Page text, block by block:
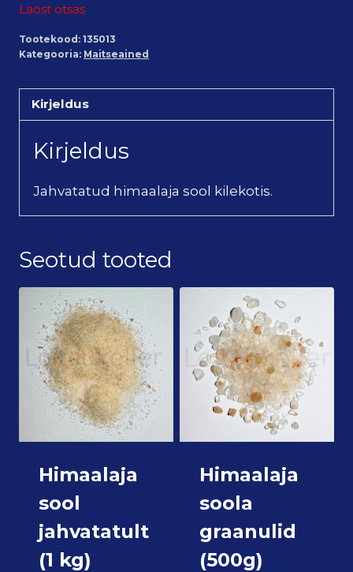
Laost otsas
Tootekood: 135013
Kategooria: Maitseained
Kirjeldus
Kirjeldus
Jahvatatud himaalaja sool kilekotis.
Seotud tooted
Himaalaja
sool
jahvatatult
(1 kg)
Himaalaja
soola
graanulid
(500g)